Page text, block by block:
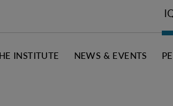
INSTITUTE NEWS & EVENTS